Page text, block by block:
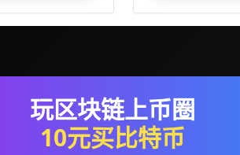
玩区块链上币圈
10元买比特币